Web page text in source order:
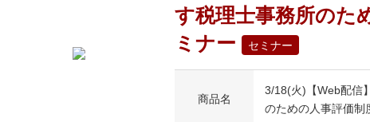
す税理士事務所のた
ミナー
セミナー
商品名
3/18(火)【Web配信
のための人事評価制